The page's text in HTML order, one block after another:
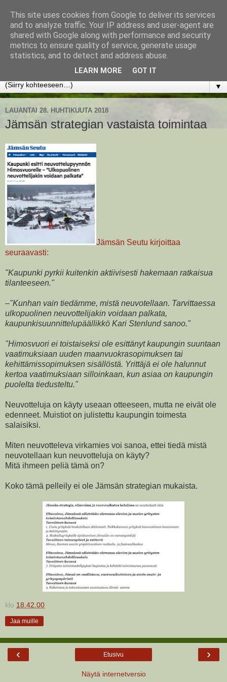
www.jyrkikokko.fi
Uusi Suunta - Jokainen hetki tarjoaa tilaisuuden muuttaa
▼
LAUANTAI 28. HUHTIKUUTA 2018
Jämsän strategian vastaista toimintaa
Jämsän Seutu kirjoittaa
seuraavasti:
"Kaupunki pyrkii kuitenkin aktiivisesti hakemaan ratkaisua
tilanteeseen."
–"Kunhan vain tiedämme, mistä neuvotellaan. Tarvittaessa
ulkopuolinen neuvottelijakin voidaan palkata,
kaupunkisuunnittelupäällikkö Kari Stenlund sanoo."
"Himosvuori ei toistaiseksi ole esittänyt kaupungin suuntaan
vaatimuksiaan uuden maanvuokrasopimuksen tai
kehittämissopimuksen sisällöstä. Yrittäjä ei ole halunnut
kertoa vaatimuksiaan silloinkaan, kun asiaa on kaupungin
puolelta tiedusteltu."
Neuvotteluja on käyty useaan otteeseen, mutta ne eivät ole
edenneet. Muistiot on julistettu kaupungin toimesta
salaisiksi.
Miten neuvotteleva virkamies voi sanoa, ettei tiedä mistä
neuvotellaan kun neuvotteluja on käyty?
Mitä ihmeen peliä tämä on?
Koko tämä pelleily ei ole Jämsän strategian mukaista.
klo 18.42.00
Jaa muille
‹ ›
Etusivu
Näytä internetversio
This site uses cookies from Google to deliver its services
and to analyze traffic. Your IP address and user-agent are
shared with Google along with performance and security
metrics to ensure quality of service, generate usage
statistics, and to detect and address abuse.
LEARN MORE GOT IT